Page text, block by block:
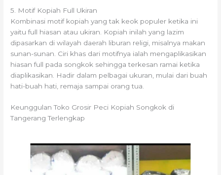
5. Motif Kopiah Full Ukiran
Kombinasi motif kopiah yang tak keok populer ketika ini
yaitu full hiasan atau ukiran. Kopiah inilah yang lazim
dipasarkan di wilayah daerah liburan religi, misalnya makan
sunan-sunan. Ciri khas dari motifnya ialah mengaplikasikan
hiasan full pada songkok sehingga terkesan ramai ketika
diaplikasikan. Hadir dalam pelbagai ukuran, mulai dari buah
hati-buah hati, remaja sampai orang tua.
Keunggulan Toko Grosir Peci Kopiah Songkok di
Tangerang Terlengkap